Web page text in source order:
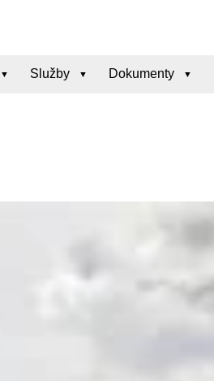
Služby Dokumenty